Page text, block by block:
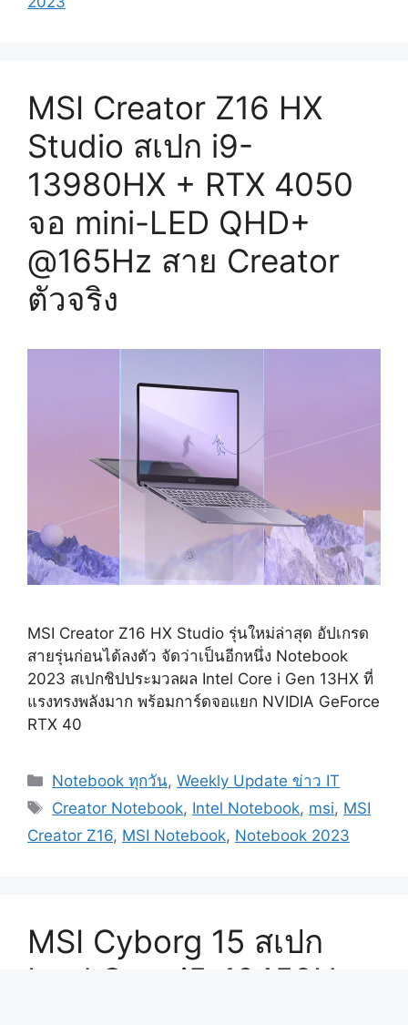
MSI Creator Z16 HX
Studio สเปก i9-
13980HX + RTX 4050
จอ mini-LED QHD+
@165Hz สาย Creator
ตัวจริง
MSI Creator Z16 HX Studio รุ่นใหม่ล่าสุด อัปเกรด
สายรุ่นก่อนได้ลงตัว จัดว่าเป็นอีกหนึ่ง Notebook
2023 สเปกชิปประมวลผล Intel Core i Gen 13HX ที่
แรงทรงพลังมาก พร้อมการ์ดจอแยก NVIDIA GeForce
RTX 40
Categories
Notebook ทุกวัน,Weekly Update ข่าว IT
Tags
Creator Notebook, Intel Notebook, msi, MSI
Creator Z16, MSI Notebook, Notebook 2023
MSI Cyborg 15 สเปก
Intel Core i5-12450H +